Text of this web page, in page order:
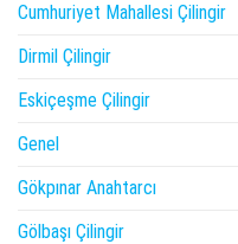
Cumhuriyet Mahallesi Çilingir
Dirmil Çilingir
Eskiçeşme Çilingir
Genel
Gökpınar Anahtarcı
Gölbaşı Çilingir